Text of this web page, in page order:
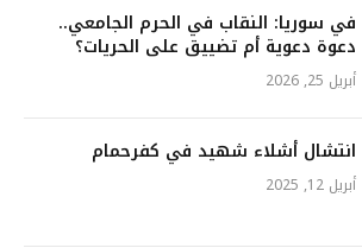
في سوريا: النقاب في الحرم الجامعي..
دعوة دعوية أم تضييق على الحريات؟
أبريل 25, 2026
انتشال أشلاء شهيد في كفرحمام
أبريل 12, 2025